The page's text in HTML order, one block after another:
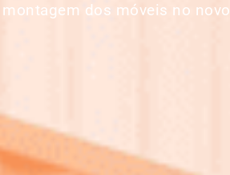
dos móveis no novo